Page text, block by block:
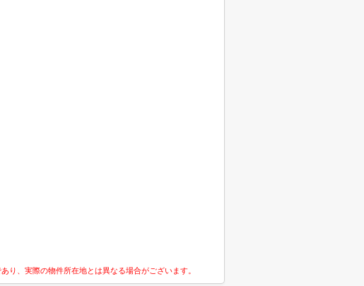
、実際の物件所在地とは異なる場合がございます。